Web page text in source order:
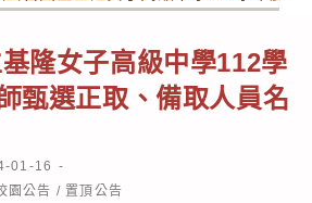
隆女子高級中學112學
甄選正取、備取人員名
01-16
園公告 / 置頂公告